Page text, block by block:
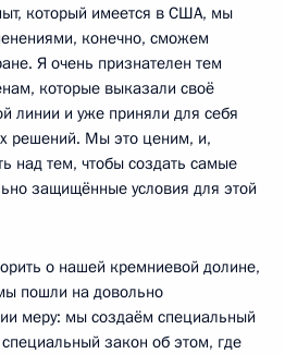
который имеется в США, мы
конечно, сможем
Я очень признателен тем
которые выказали своё
линии и уже приняли для себя
решений. Мы это ценим, и,
над тем, чтобы создать самые
защищённые условия для этой
о нашей кремниевой долине,
пошли на довольно
меру: мы создаём специальный
закон об этом, где